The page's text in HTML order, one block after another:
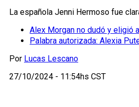
La española Jenni Hermoso fue
Alex Morgan no dudó y eligió
Palabra autorizada: Alexia
Por Lucas Lescano
27/10/2024 - 11:54hs CST